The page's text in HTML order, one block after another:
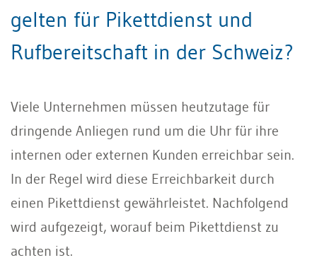
gelten für Pikettdienst und
Rufbereitschaft in der Schweiz?
Viele Unternehmen müssen heutzutage für
dringende Anliegen rund um die Uhr für ihre
internen oder externen Kunden erreichbar sein.
In der Regel wird diese Erreichbarkeit durch
einen Pikettdienst gewährleistet. Nachfolgend
wird aufgezeigt, worauf beim Pikettdienst zu
achten ist.